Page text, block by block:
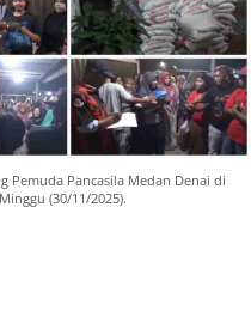
Pemuda Pancasila Medan Denai di
(30/11/2025).